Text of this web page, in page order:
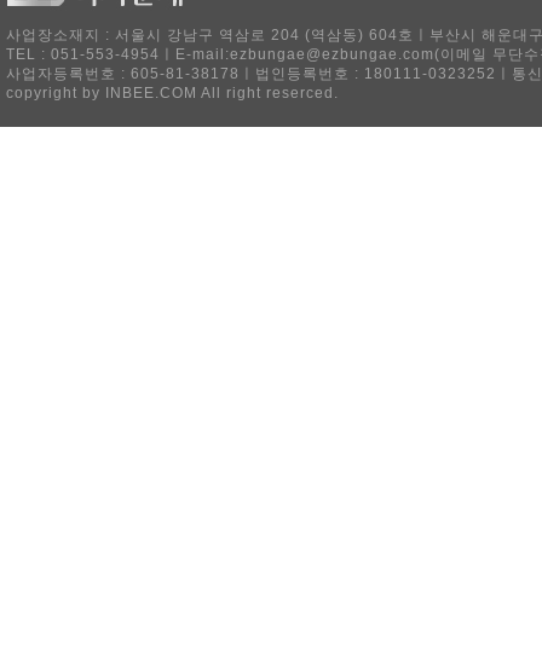
사업장소재지 : 서울시 강남구 역삼로 204 (역삼동) 604호ㅣ부산시 해운
TEL : 051-553-4954ㅣE-mail:ezbungae@ezbungae.com(이메일 무단수
사업자등록번호 : 605-81-38178ㅣ법인등록번호 : 180111-0323252ㅣ통
copyright by INBEE.COM All right reserced.